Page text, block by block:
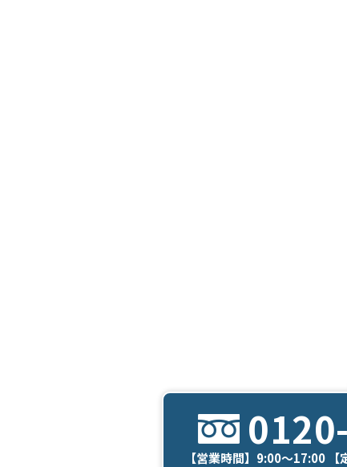
【営業時間】9:00～17:00